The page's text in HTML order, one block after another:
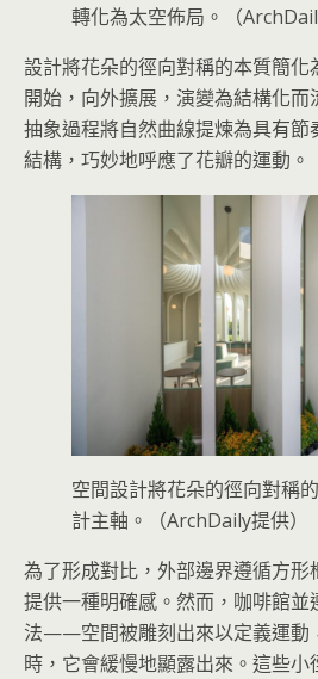
轉化為太空佈局。（
設計將花朵的徑向對稱的本質簡
開始，向外擴展，演變為結構化
抽象過程將自然曲線提煉為具有
結構，巧妙地呼應了花瓣的運動。
空間設計將花朵的徑向對稱
計主軸。（ArchDaily提供）
為了形成對比，外部邊界遵循方形
提供一種明確感。然而，咖啡館並
法——空間被雕刻出來以定義運動
時，它會緩慢地顯露出來。這些小